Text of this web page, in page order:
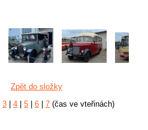
Zpět do složky
3 4 5 6 7 (čas ve vteřinách)